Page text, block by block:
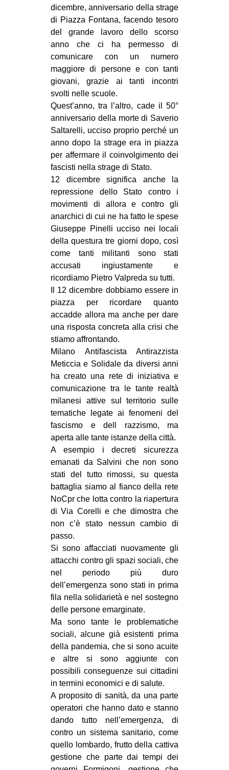
AMERICHE
ESTREMO ORIENTE
EUROPA
MEDIO ORIENTE
MONDO
EVENTI
in
Fb
tw
bsky
SEARCH
dicembre, anniversario della strage
di Piazza Fontana, facendo tesoro
del grande lavoro dello scorso
anno che ci ha permesso di
comunicare con un numero
maggiore di persone e con tanti
giovani, grazie ai tanti incontri
svolti nelle scuole.
Quest’anno, tra l’altro, cade il 50°
anniversario della morte di Saverio
Saltarelli, ucciso proprio perché un
anno dopo la strage era in piazza
per affermare il coinvolgimento dei
fascisti nella strage di Stato.
12 dicembre significa anche la
repressione dello Stato contro i
movimenti di allora e contro gli
anarchici di cui ne ha fatto le spese
Giuseppe Pinelli ucciso nei locali
della questura tre giorni dopo, così
come tanti militanti sono stati
accusati ingiustamente e
ricordiamo Pietro Valpreda su tutti.
Il 12 dicembre dobbiamo essere in
piazza per ricordare quanto
accadde allora ma anche per dare
una risposta concreta alla crisi che
stiamo affrontando.
Milano Antifascista Antirazzista
Meticcia e Solidale da diversi anni
ha creato una rete di iniziativa e
comunicazione tra le tante realtà
milanesi attive sul territorio sulle
tematiche legate ai fenomeni del
fascismo e dell razzismo, ma
aperta alle tante istanze della città.
A esempio i decreti sicurezza
emanati da Salvini che non sono
stati del tutto rimossi, su questa
battaglia siamo al fianco della rete
NoCpr che lotta contro la riapertura
di Via Corelli e che dimostra che
non c’è stato nessun cambio di
passo.
Si sono affacciati nuovamente gli
attacchi contro gli spazi sociali, che
nel periodo più duro
dell’emergenza sono stati in prima
fila nella solidarietà e nel sostegno
delle persone emarginate.
Ma sono tante le problematiche
sociali, alcune già esistenti prima
della pandemia, che si sono acuite
e altre si sono aggiunte con
possibili conseguenze sui cittadini
in termini economici e di salute.
A proposito di sanità, da una parte
operatori che hanno dato e stanno
dando tutto nell’emergenza, di
contro un sistema sanitario, come
quello lombardo, frutto della cattiva
gestione che parte dai tempi dei